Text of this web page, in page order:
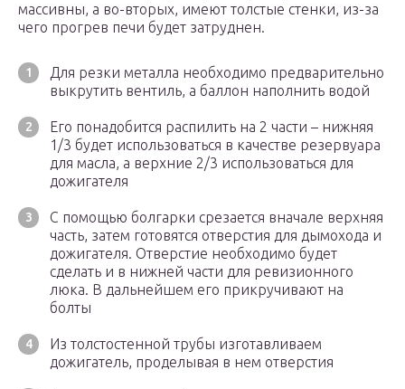
массивны, а во-вторых, имеют толстые стенки, из-за
чего прогрев печи будет затруднен.
Для резки металла необходимо предварительно
выкрутить вентиль, а баллон наполнить водой
Его понадобится распилить на 2 части – нижняя
1/3 будет использоваться в качестве резервуара
для масла, а верхние 2/3 использоваться для
дожигателя
С помощью болгарки срезается вначале верхняя
часть, затем готовятся отверстия для дымохода и
дожигателя. Отверстие необходимо будет
сделать и в нижней части для ревизионного
люка. В дальнейшем его прикручивают на
болты
Из толстостенной трубы изготавливаем
дожигатель, проделывая в нем отверстия